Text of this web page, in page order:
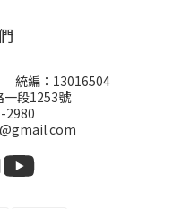
｜
統編：13016504
一段1253號
2980